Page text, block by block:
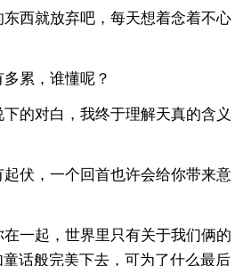
西就放弃吧，每天想着念着不心
累，谁懂呢？
的对白，我终于理解天真的含义
伏，一个回首也许会给你带来意
一起，世界里只有关于我们俩的
话般完美下去，可为了什么最后